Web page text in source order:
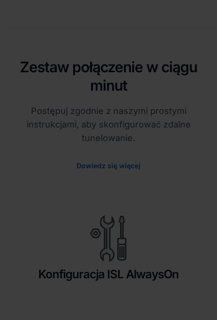
Zestaw połączenie w ciągu
minut
Postępuj zgodnie z naszymi prostymi
instrukcjami, aby skonfigurować zdalne
tunelowanie.
Dowiedz się więcej
Konfiguracja ISL AlwaysOn